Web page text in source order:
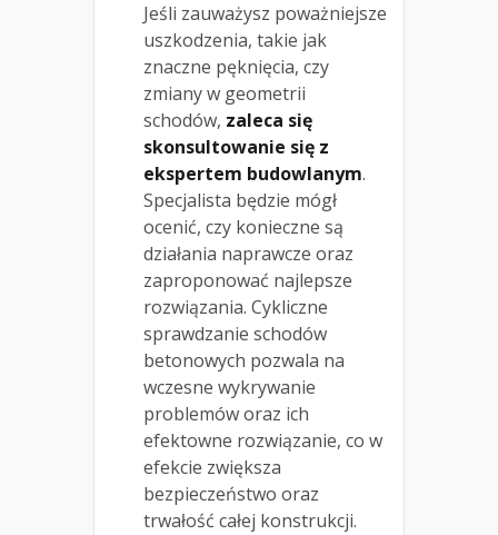
Jeśli zauważysz poważniejsze
uszkodzenia, takie jak
znaczne pęknięcia, czy
zmiany w geometrii
schodów, zaleca się
skonsultowanie się z
ekspertem budowlanym.
Specjalista będzie mógł
ocenić, czy konieczne są
działania naprawcze oraz
zaproponować najlepsze
rozwiązania. Cykliczne
sprawdzanie schodów
betonowych pozwala na
wczesne wykrywanie
problemów oraz ich
efektowne rozwiązanie, co w
efekcie zwiększa
bezpieczeństwo oraz
trwałość całej konstrukcji.